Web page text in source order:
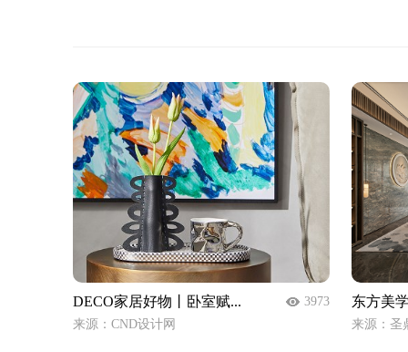
3973
DECO家居好物丨卧室赋...
来源：CND设计网
东方美
来源：圣